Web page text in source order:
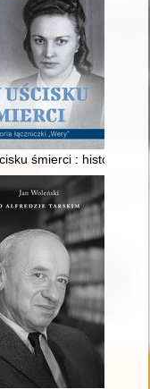
mjr. Andrzeja
śmierci : historia